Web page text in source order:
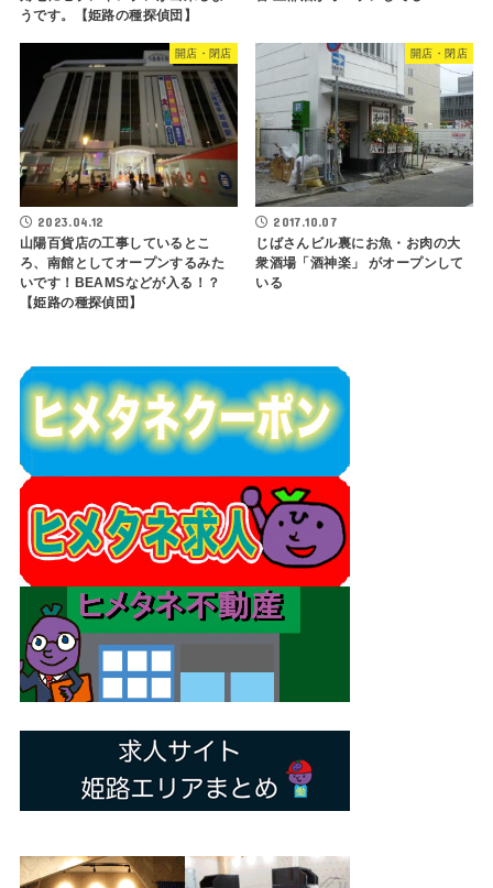
うです。【姫路の種探偵団】
開店・閉店
2023.04.12
山陽百貨店の工事しているとこ
ろ、南館としてオープンするみた
いです！BEAMSなどが入る！？
【姫路の種探偵団】
開店・閉店
2017.10.07
じばさんビル裏にお魚・お肉の大
衆酒場「酒神楽」 がオープンして
いる